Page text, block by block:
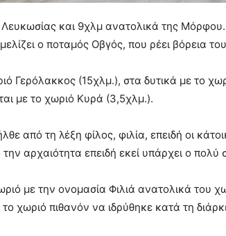
Λευκωσίας και 9χλμ ανατολικά της
ο ποταμός Οβγός, που ρέει βόρεια
Γερόλακκος (15χλμ.), στα δυτικά με το
με το χωριό Κυρά (3,5χλμ.).
από τη λέξη φίλος, φιλία, επειδή οι
αρχαιότητα επειδή εκεί υπάρχει ο πολύ
με την ονομασία Φιλιά ανατολικά του
χωριό πιθανόν να ιδρύθηκε κατά τη